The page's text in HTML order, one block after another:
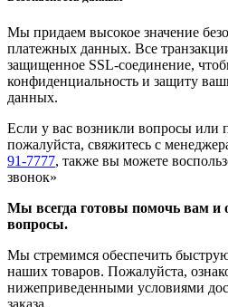
Мы придаем высокое значение
платежных данных. Все
защищенное SSL-соединение,
конфиденциальность и защиту
данных.
Если у вас возникли вопросы или
пожалуйста, свяжитесь с
91-7777, также вы можете
звонок»
Мы всегда готовы помочь вам и
вопросы.
Мы стремимся обеспечить
наших товаров. Пожалуйста,
нижеприведенными условиями
заказа.